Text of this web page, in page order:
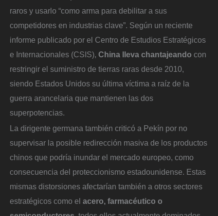
raros y usarlo “como arma para debilitar a sus
competidores en industrias clave”. Según un reciente
informe publicado por el Centro de Estudios Estratégicos
e Internacionales (CSIS), China lleva chantajeando con
restringir el suministro de tierras raras desde 2010,
siendo Estados Unidos su última víctima a raíz de la
guerra arancelaria que mantienen las dos
superpotencias.
La dirigente germana también criticó a Pekín por no
supervisar la posible redirección masiva de los productos
chinos que podría inundar el mercado europeo, como
consecuencia del proteccionismo estadounidense. Estas
mismas distorsiones afectarían también a otros sectores
estratégicos como el acero, farmacéutico o